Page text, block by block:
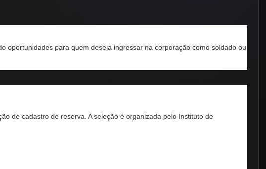
oportunidades para quem deseja ingressar na corporação como soldado ou
de cadastro de reserva. A seleção é organizada pelo Instituto de